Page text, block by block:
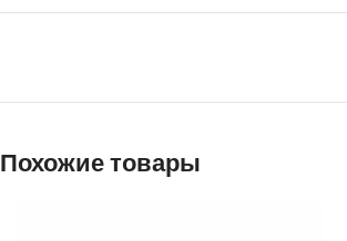
Похожие товары